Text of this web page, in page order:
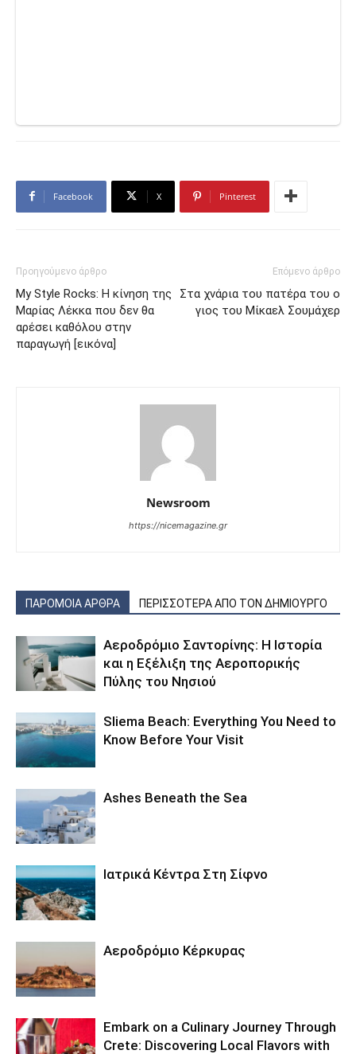
Facebook X Pinterest
Προηγούμενο άρθρο
My Style Rocks: Η κίνηση της
Μαρίας Λέκκα που δεν θα
αρέσει καθόλου στην
παραγωγή [εικόνα]
Επόμενο άρθρο
Στα χνάρια του πατέρα του ο
γιος του Μίκαελ Σουμάχερ
Newsroom
https://nicemagazine.gr
ΠΑΡΟΜΟΙΑ ΑΡΘΡΑ ΠΕΡΙΣΣΟΤΕΡΑ ΑΠΟ ΤΟΝ ΔΗΜΙΟΥΡΓΟ
Αεροδρόμιο Σαντορίνης: Η Ιστορία
και η Εξέλιξη της Αεροπορικής
Πύλης του Νησιού
Sliema Beach: Everything You Need to
Know Before Your Visit
Ashes Beneath the Sea
Ιατρικά Κέντρα Στη Σίφνο
Αεροδρόμιο Κέρκυρας
Embark on a Culinary Journey Through
Crete: Discovering Local Flavors with